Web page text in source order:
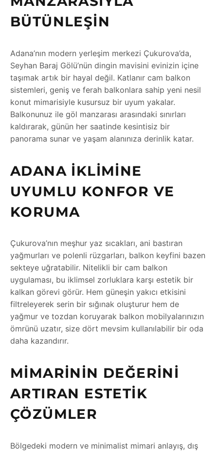
BÜTÜNLEŞIN
Adana’nın modern yerleşim merkezi Çukurova’da,
Seyhan Baraj Gölü’nün dingin mavisini evinizin içine
taşımak artık bir hayal değil. Katlanır cam balkon
sistemleri, geniş ve ferah balkonlara sahip yeni nesil
konut mimarisiyle kusursuz bir uyum yakalar.
Balkonunuz ile göl manzarası arasındaki sınırları
kaldırarak, günün her saatinde kesintisiz bir
panorama sunar ve yaşam alanınıza derinlik katar.
ADANA İKLIMINE
UYUMLU KONFOR VE
KORUMA
Çukurova’nın meşhur yaz sıcakları, ani bastıran
yağmurları ve polenli rüzgarları, balkon keyfini bazen
sekteye uğratabilir. Nitelikli bir cam balkon
uygulaması, bu iklimsel zorluklara karşı estetik bir
kalkan görevi görür. Hem güneşin yakıcı etkisini
filtreleyerek serin bir sığınak oluşturur hem de
yağmur ve tozdan koruyarak balkon mobilyalarınızın
ömrünü uzatır, size dört mevsim kullanılabilir bir oda
daha kazandırır.
MIMARININ DEĞERINI
ARTIRAN ESTETIK
ÇÖZÜMLER
Bölgedeki modern ve minimalist mimari anlayış, dış